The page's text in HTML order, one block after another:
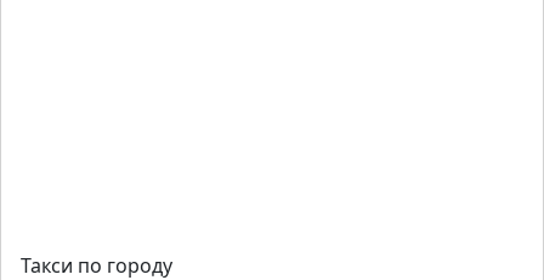
Такси по городу